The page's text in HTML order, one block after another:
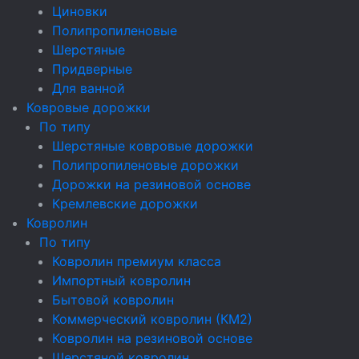
Циновки
Полипропиленовые
Шерстяные
Придверные
Для ванной
Ковровые дорожки
По типу
Шерстяные ковровые дорожки
Полипропиленовые дорожки
Дорожки на резиновой основе
Кремлевские дорожки
Ковролин
По типу
Ковролин премиум класса
Импортный ковролин
Бытовой ковролин
Коммерческий ковролин (КМ2)
Ковролин на резиновой основе